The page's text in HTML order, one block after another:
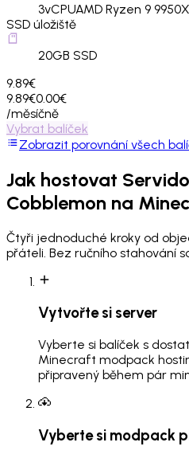
3vCPUAMD Ryzen 9 9950X
SSD úložiště
20GB SSD
9.89€
9.89€0.00€
/měsíčně
Vybrat balíček
Zobrazit porovnání všech
Jak hostovat
Cobblemon na
Čtyři jednoduché kroky od
přáteli. Bez ručního stahování
Vytvořte si server
Vyberte si balíček s
Minecraft modpack
připravený během pár
Vyberte si modpack